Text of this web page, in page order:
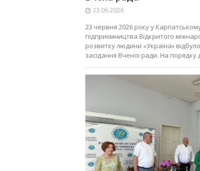
23.06.2026
23 червня 2026 року у Карпатському
підприємництва Відкритого
розвитку людини «Україна»
засідання Вченої ради. На порядку